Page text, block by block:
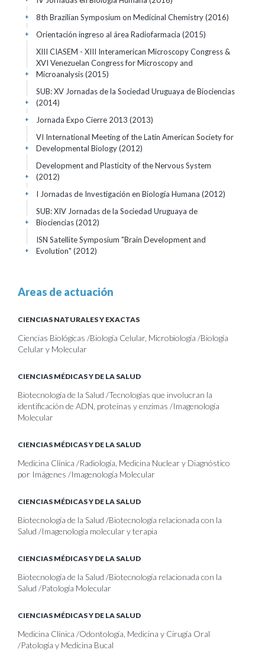
8th Brazilian Symposium on Medicinal Chemistry(2016)
+
Orientación ingreso al área Radiofarmacia (2015)
+
XIII CIASEM - XIII Interamerican Microscopy Congress &
XVI Venezuelan Congress for Microscopy and
Microanalysis(2015)
+
SUB: XV Jornadas de la Sociedad Uruguaya de Biociencias
(2014)
+
Jornada Expo Cierre 2013 (2013)
+
VI International Meeting of the Latin American Society for
Developmental Biology(2012)
+
Development and Plasticity of the Nervous System
(2012)
+
I Jornadas de Investigación en Biología Humana (2012)
+
SUB: XIV Jornadas de la Sociedad Uruguaya de
Biociencias(2012)
+
ISN Satellite Symposium "Brain Development and
Evolution" (2012)
+
Areas de actuación
CIENCIAS NATURALES Y EXACTAS
Ciencias Biológicas /Biología Celular, Microbiología /Biología
Celular y Molecular
CIENCIAS MÉDICAS Y DE LA SALUD
Biotecnología de la Salud /Tecnologías que involucran la
identificación de ADN, proteínas y enzimas /Imagenología
Molecular
CIENCIAS MÉDICAS Y DE LA SALUD
Medicina Clínica /Radiología, Medicina Nuclear y Diagnóstico
por Imágenes /Imagenología Molecular
CIENCIAS MÉDICAS Y DE LA SALUD
Biotecnología de la Salud /Biotecnología relacionada con la
Salud /Imagenología molecular y terapia
CIENCIAS MÉDICAS Y DE LA SALUD
Biotecnología de la Salud /Biotecnología relacionada con la
Salud /Patología Molecular
CIENCIAS MÉDICAS Y DE LA SALUD
Medicina Clínica /Odontología, Medicina y Cirugía Oral
/Patología y Medicina Bucal